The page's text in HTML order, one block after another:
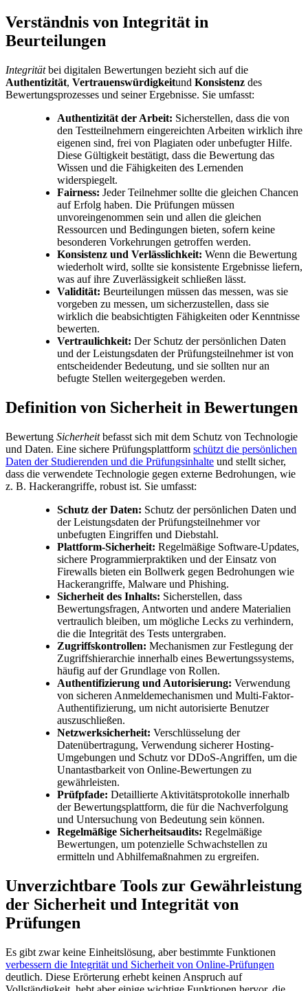
Verständnis von Integrität in
Beurteilungen
Integritätbei digitalen Bewertungen bezieht sich auf die
Authentizität, Vertrauenswürdigkeitund Konsistenz des
Bewertungsprozesses und seiner Ergebnisse. Sie umfasst:
Authentizität der Arbeit: Sicherstellen, dass die von
den Testteilnehmern eingereichten Arbeiten wirklich ihre
eigenen sind, frei von Plagiaten oder unbefugter Hilfe.
Diese Gültigkeit bestätigt, dass die Bewertung das
Wissen und die Fähigkeiten des Lernenden
widerspiegelt.
Fairness: Jeder Teilnehmer sollte die gleichen Chancen
auf Erfolg haben. Die Prüfungen müssen
unvoreingenommen sein und allen die gleichen
Ressourcen und Bedingungen bieten, sofern keine
besonderen Vorkehrungen getroffen werden.
Konsistenz und Verlässlichkeit: Wenn die Bewertung
wiederholt wird, sollte sie konsistente Ergebnisse liefern,
was auf ihre Zuverlässigkeit schließen lässt.
Validität: Beurteilungen müssen das messen, was sie
vorgeben zu messen, um sicherzustellen, dass sie
wirklich die beabsichtigten Fähigkeiten oder Kenntnisse
bewerten.
Vertraulichkeit: Der Schutz der persönlichen Daten
und der Leistungsdaten der Prüfungsteilnehmer ist von
entscheidender Bedeutung, und sie sollten nur an
befugte Stellen weitergegeben werden.
Definition von Sicherheit in Bewertungen
Bewertung Sicherheitbefasst sich mit dem Schutz von Technologie
und Daten. Eine sichere Prüfungsplattform schützt die persönlichen
Daten der Studierenden und die Prüfungsinhalte und stellt sicher,
dass die verwendete Technologie gegen externe Bedrohungen, wie
z. B. Hackerangriffe, robust ist. Sie umfasst:
Schutz der Daten: Schutz der persönlichen Daten und
der Leistungsdaten der Prüfungsteilnehmer vor
unbefugten Eingriffen und Diebstahl.
Plattform-Sicherheit: Regelmäßige Software-Updates,
sichere Programmierpraktiken und der Einsatz von
Firewalls bieten ein Bollwerk gegen Bedrohungen wie
Hackerangriffe, Malware und Phishing.
Sicherheit des Inhalts: Sicherstellen, dass
Bewertungsfragen, Antworten und andere Materialien
vertraulich bleiben, um mögliche Lecks zu verhindern,
die die Integrität des Tests untergraben.
Zugriffskontrollen: Mechanismen zur Festlegung der
Zugriffshierarchie innerhalb eines Bewertungssystems,
häufig auf der Grundlage von Rollen.
Authentifizierung und Autorisierung: Verwendung
von sicheren Anmeldemechanismen und Multi-Faktor-
Authentifizierung, um nicht autorisierte Benutzer
auszuschließen.
Netzwerksicherheit: Verschlüsselung der
Datenübertragung, Verwendung sicherer Hosting-
Umgebungen und Schutz vor DDoS-Angriffen, um die
Unantastbarkeit von Online-Bewertungen zu
gewährleisten.
Prüfpfade: Detaillierte Aktivitätsprotokolle innerhalb
der Bewertungsplattform, die für die Nachverfolgung
und Untersuchung von Bedeutung sein können.
Regelmäßige Sicherheitsaudits: Regelmäßige
Bewertungen, um potenzielle Schwachstellen zu
ermitteln und Abhilfemaßnahmen zu ergreifen.
Unverzichtbare Tools zur Gewährleistung
der Sicherheit und Integrität von
Prüfungen
Es gibt zwar keine Einheitslösung, aber bestimmte Funktionen
verbessern die Integrität und Sicherheit von Online-Prüfungen
deutlich. Diese Erörterung erhebt keinen Anspruch auf